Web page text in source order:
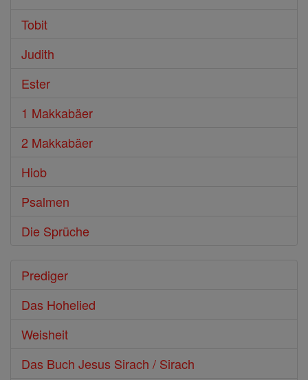
Tobit
Judith
Ester
1 Makkabäer
2 Makkabäer
Hiob
Psalmen
Die Sprüche
Prediger
Das Hohelied
Weisheit
Das Buch Jesus Sirach / Sirach